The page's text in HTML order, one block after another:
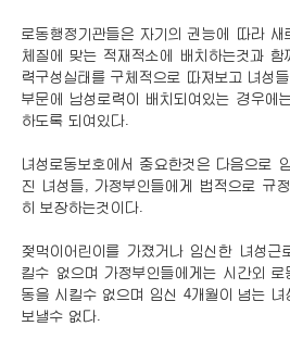
로동행정기관들은 자기의 권능에 따라 새
체질에 맞는 적재적소에 배치하는것과 함
력구성실태를 구체적으로 따져보고 녀성
부문에 남성로력이 배치되여있는 경우에
하도록 되여있다.
녀성로동보호에서 중요한것은 다음으로
진 녀성들, 가정부인들에게 법적으로 규
히 보장하는것이다.
젖먹이어린이를 가졌거나 임신한 녀성근
킬수 없으며 가정부인들에게는 시간외
동을 시킬수 없으며 임신 4개월이 넘는
보낼수 없다.